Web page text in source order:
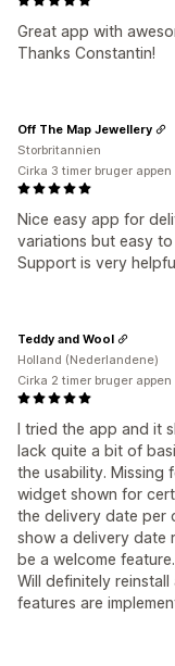
Great app with
Thanks Constantin!
Nice easy app for
variations but easy
Support is very
Off The Map Jewellery
Storbritannien
Cirka 3 timer bruger appen
I tried the app and it
lack quite a bit of
the usability. Missing
widget shown for
the delivery date per
show a delivery date
be a welcome feature.
Will definitely
features are
Teddy and Wool
Holland (Nederlandene)
Cirka 2 timer bruger appen